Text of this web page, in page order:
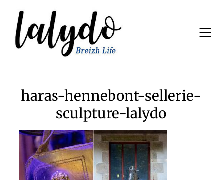
content
haras-hennebont-sellerie-
sculpture-lalydo